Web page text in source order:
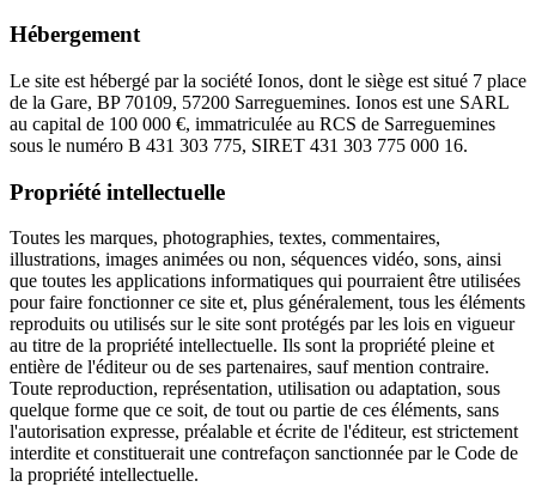
Hébergement
Le site est hébergé par la société Ionos, dont le siège est situé 7 place
de la Gare, BP 70109, 57200 Sarreguemines. Ionos est une SARL
au capital de 100 000 €, immatriculée au RCS de Sarreguemines
sous le numéro B 431 303 775, SIRET 431 303 775 000 16.
Propriété intellectuelle
Toutes les marques, photographies, textes, commentaires,
illustrations, images animées ou non, séquences vidéo, sons, ainsi
que toutes les applications informatiques qui pourraient être utilisées
pour faire fonctionner ce site et, plus généralement, tous les éléments
reproduits ou utilisés sur le site sont protégés par les lois en vigueur
au titre de la propriété intellectuelle. Ils sont la propriété pleine et
entière de l'éditeur ou de ses partenaires, sauf mention contraire.
Toute reproduction, représentation, utilisation ou adaptation, sous
quelque forme que ce soit, de tout ou partie de ces éléments, sans
l'autorisation expresse, préalable et écrite de l'éditeur, est strictement
interdite et constituerait une contrefaçon sanctionnée par le Code de
la propriété intellectuelle.